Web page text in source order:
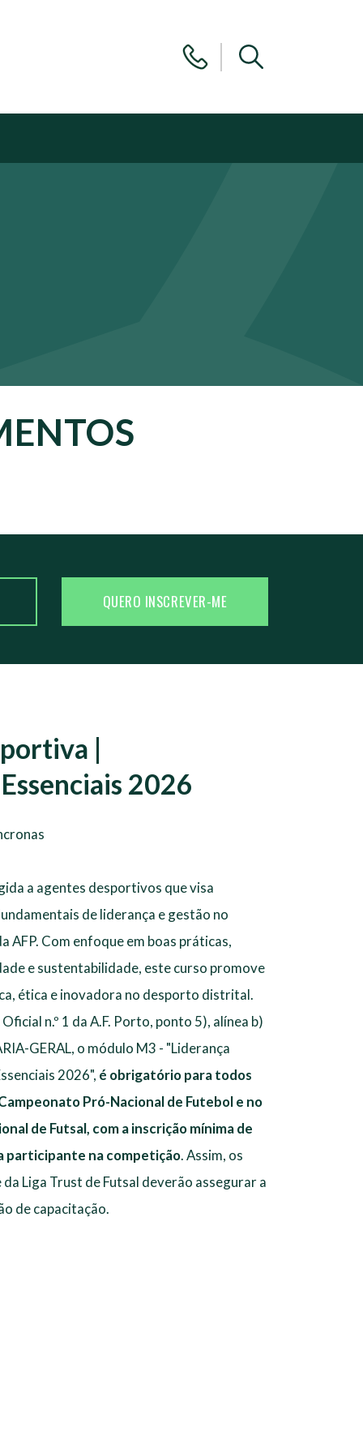
QUERO INSCREVER-ME
|
2026
a agentes desportivos que visa
de liderança e gestão no
AFP. Com enfoque em boas práticas,
e sustentabilidade, este curso promove
ética e inovadora no desporto distrital.
n.º 1 da A.F. Porto, ponto 5), alínea b)
GERAL, o módulo M3 - "Liderança
2026", é obrigatório para todos
Pró-Nacional de Futebol e no
de Futsal, com a inscrição mínima de
participante na competição. Assim, os
Liga Trust de Futsal deverão assegurar a
de capacitação.